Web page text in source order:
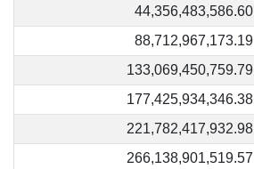
44,356,483,586.60
88,712,967,173.19
133,069,450,759.79
177,425,934,346.38
221,782,417,932.98
266,138,901,519.57